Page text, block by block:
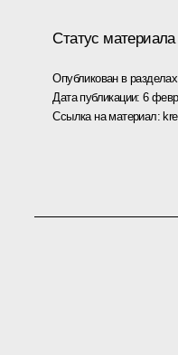
Статус материала
Опубликован в
Дата публикации:6
Ссылка на материал: